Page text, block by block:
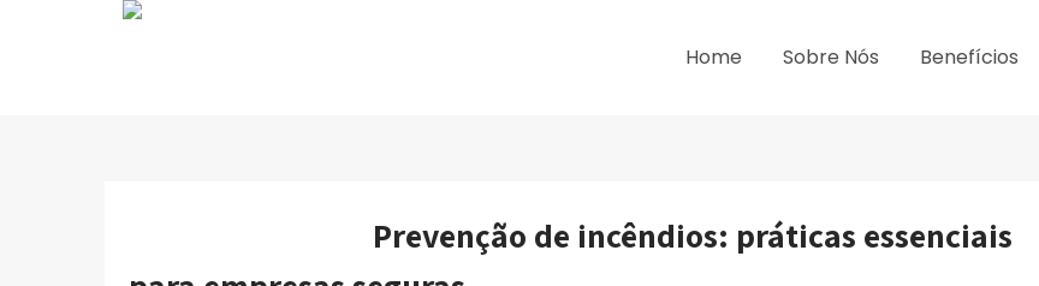
Home Sobre Nós Benefícios
Prevenção de incêndios: práticas essenciais